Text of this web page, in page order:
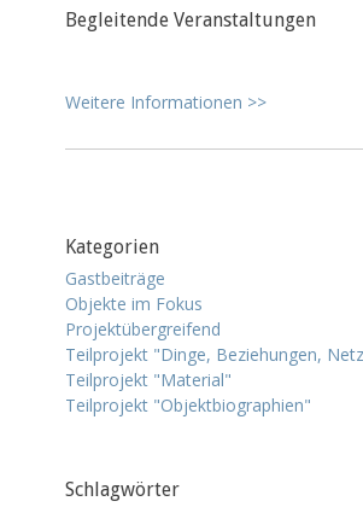
Begleitende Veranstaltungen
Weitere Informationen >>
Kategorien
Gastbeiträge
Objekte im Fokus
Projektübergreifend
Teilprojekt "Dinge, Beziehungen,
Teilprojekt "Material"
Teilprojekt "Objektbiographien"
Schlagwörter